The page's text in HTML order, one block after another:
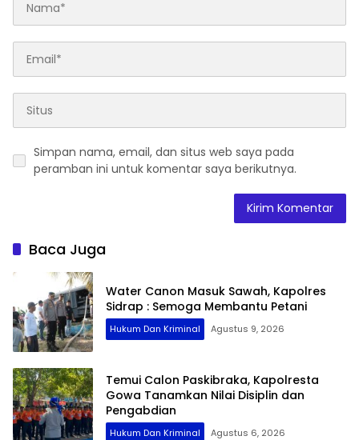
Simpan nama, email, dan situs web saya pada
peramban ini untuk komentar saya berikutnya.
Baca Juga
Water Canon Masuk Sawah, Kapolres
Sidrap : Semoga Membantu Petani
Hukum Dan Kriminal Agustus 9, 2026
Temui Calon Paskibraka, Kapolresta
Gowa Tanamkan Nilai Disiplin dan
Pengabdian
Hukum Dan Kriminal Agustus 6, 2026